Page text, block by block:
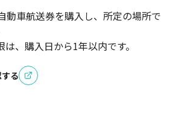
車航送券を購入し、所定の場所で
、購入日から1年以内です。
る